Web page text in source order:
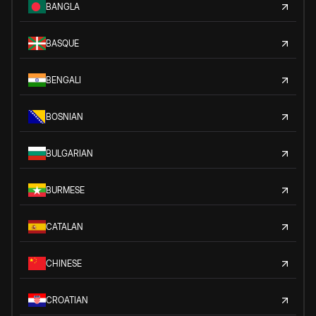
BANGLA
BASQUE
BENGALI
BOSNIAN
BULGARIAN
BURMESE
CATALAN
CHINESE
CROATIAN